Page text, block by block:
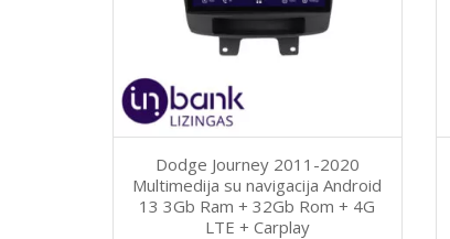
Dodge Journey 2011-2020
Multimedija su navigacija Android
13 3Gb Ram + 32Gb Rom + 4G
LTE + Carplay